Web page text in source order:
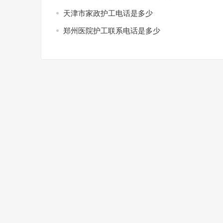
天津市家政护工电话是多少
郑州医院护工联系电话是多少